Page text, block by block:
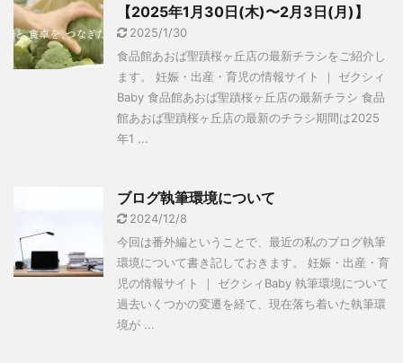
【2025年1月30日(木)〜2月3日(月)】
2025/1/30
食品館あおば聖蹟桜ヶ丘店の最新チラシをご紹介し
ます。 妊娠・出産・育児の情報サイト ｜ ゼクシィ
Baby 食品館あおば聖蹟桜ヶ丘店の最新チラシ 食品
館あおば聖蹟桜ヶ丘店の最新のチラシ期間は2025
年1 ...
ブログ執筆環境について
2024/12/8
今回は番外編ということで、最近の私のブログ執筆
環境について書き記しておきます。 妊娠・出産・育
児の情報サイト ｜ ゼクシィBaby 執筆環境について
過去いくつかの変遷を経て、現在落ち着いた執筆環
境が ...